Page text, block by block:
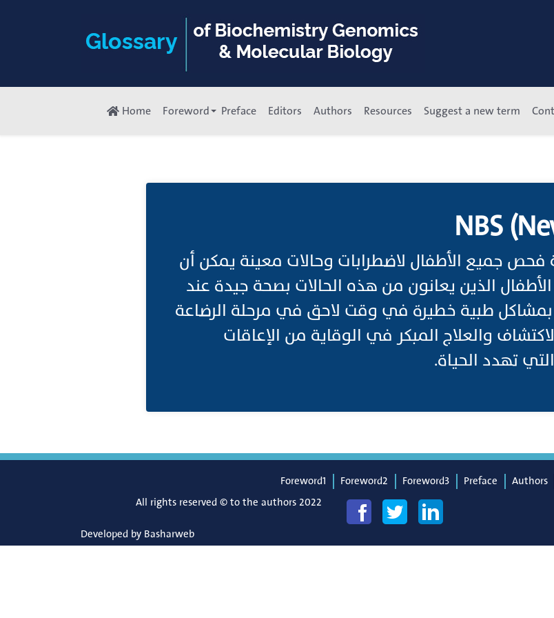
Home Foreword Preface Editors Authors Resources Suggest a new term
NBS
جميع الأطفال لاضطرابات وحالات معينة يمكن أن
الذين يعانون من هذه الحالات بصحة جيدة عند
بمشاكل طبية خطيرة في وقت لاحق في مرحلة الرضاعة
والعلاج المبكر في الوقاية من الإعاقات
تهدد الحياة.
Foreword1 Foreword2 Foreword3 Preface Authors
All rights reserved © to the authors 2022
Developed by Basharweb